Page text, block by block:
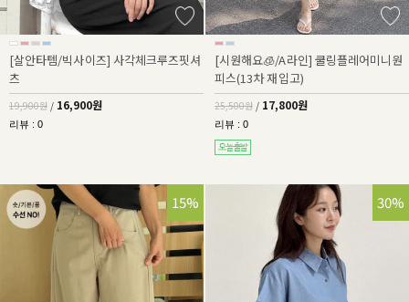
[살안타템/빅사이즈] 사각체크루즈핏셔
츠
19,900원 / 16,900원
리뷰 : 0
[시원해요🧊/A라인] 쿨링플레어미니원
피스(13차 재입고)
25,500원 / 17,800원
리뷰 : 0
32%
15% 36%
30%